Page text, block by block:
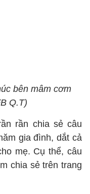
bên mâm cơm
Q.T)
rần chia sẻ câu
gia đình, dắt cả
mẹ. Cụ thể, câu
chia sẻ trên trang